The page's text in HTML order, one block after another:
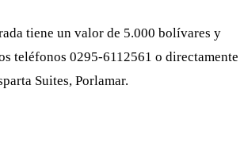
tiene un valor de 5.000 bolívares y
teléfonos 0295-6112561 o directamente
Suites, Porlamar.